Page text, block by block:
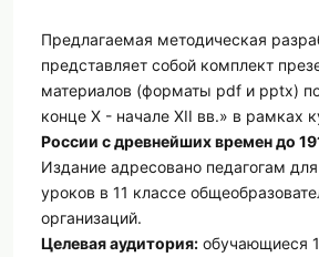
Предлагаемая методическая
представляет собой комплект
материалов (форматы pdf и pptx)
конце X - начале XII вв.» в рамках
России с древнейших времен до
Издание адресовано педагогам
уроков в 11 классе
организаций.
Целевая аудитория: обучающиеся